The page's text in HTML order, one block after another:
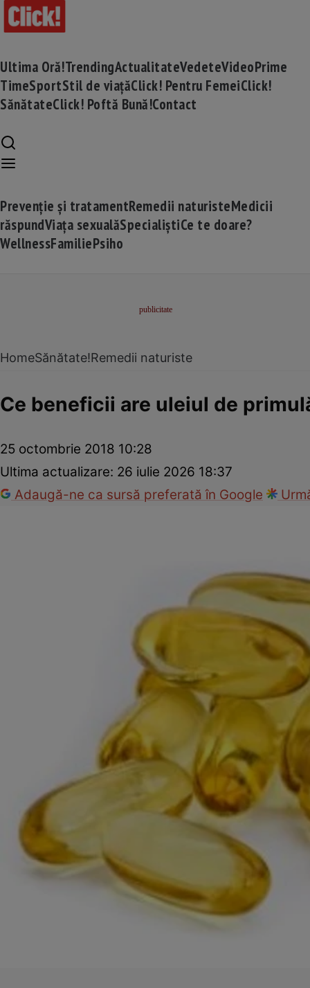
Ultima Oră!TrendingActualitateVedeteVideoPrime
TimeSportStil de viațăClick! Pentru FemeiClick!
SănătateClick! Poftă Bună!Contact
Prevenție și tratamentRemedii naturisteMedicii
răspundViața sexualăSpecialiștiCe te doare?
WellnessFamiliePsiho
HomeSănătate!Remedii naturiste
Ce beneficii are uleiul de
25 octombrie 2018 10:28
Ultima actualizare: 26 iulie 2026 18:37
Adaugă-ne ca sursă preferată în Google